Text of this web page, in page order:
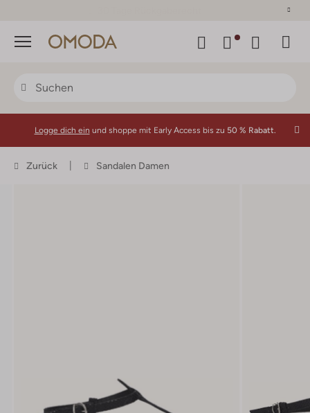
Menü
Logge dich ein und shoppe mit Early Access bis zu 50 % Rabatt.
Zurück Sandalen Damen